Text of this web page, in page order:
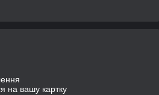
на вашу картку